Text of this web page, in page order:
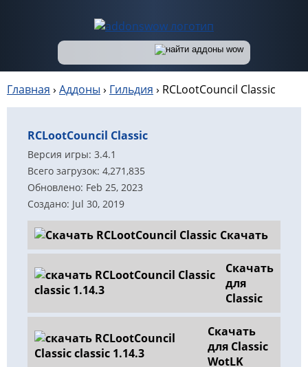
Главная › Аддоны › Гильдия › RCLootCouncil Classic
RCLootCouncil Classic
Версия игры: 3.4.1
Всего загрузок: 4,271,835
Обновлено: Feb 25, 2023
Создано: Jul 30, 2019
Скачать
Скачать
для
Classic
Скачать
для Classic
WotLK